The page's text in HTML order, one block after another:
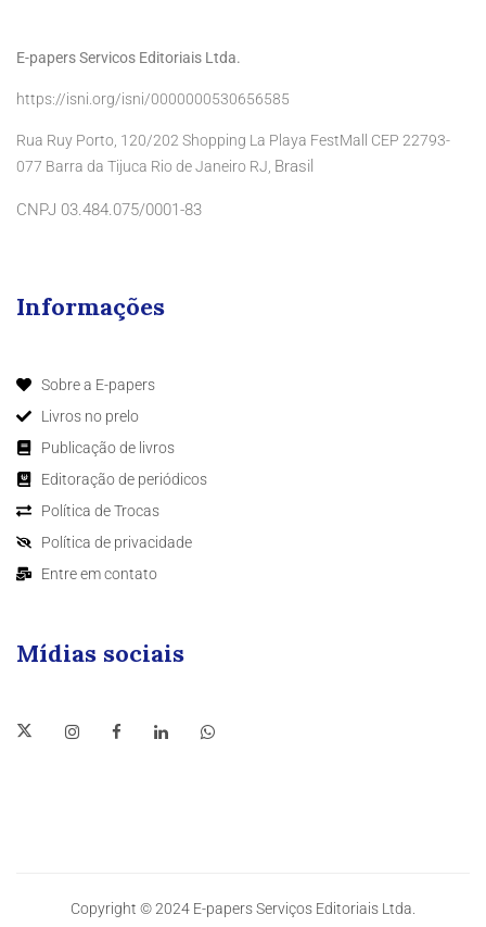
E-papers Servicos Editoriais Ltda.
https://isni.org/isni/0000000530656585
Rua Ruy Porto, 120/202 Shopping La Playa FestMall CEP 22793-
077 Barra da Tijuca Rio de Janeiro RJ, Brasil
CNPJ 03.484.075/0001-83
Informações
Sobre a E-papers
Livros no prelo
Publicação de livros
Editoração de periódicos
Política de Trocas
Política de privacidade
Entre em contato
Mídias sociais
Copyright © 2024 E-papers Serviços Editoriais Ltda.